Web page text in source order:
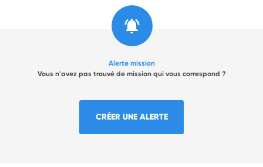
Alerte mission
Vous n'avez pas trouvé de mission qui vous correspond ?
CRÉER UNE ALERTE